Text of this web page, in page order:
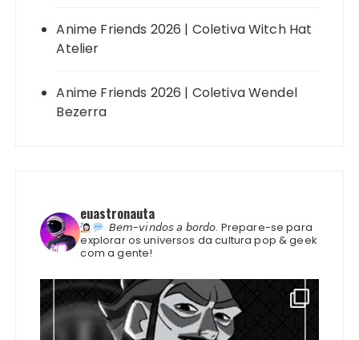
Anime Friends 2026 | Coletiva Witch Hat
Atelier
Anime Friends 2026 | Coletiva Wendel
Bezerra
euastronauta
𝘉𝘦𝘮-𝘷𝘪𝘯𝘥𝘰𝘴 𝘢 𝘣𝘰𝘳𝘥𝘰. Prepare-se para
explorar os universos da cultura pop & geek
com a gente!